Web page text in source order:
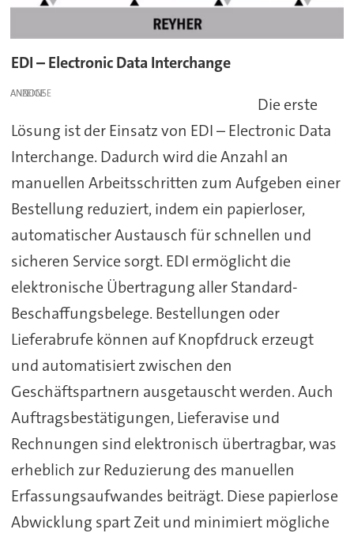
EDI – Electronic Data Interchange
ANZEIGE
Die erste
Lösung ist der Einsatz von EDI – Electronic Data
Interchange. Dadurch wird die Anzahl an
manuellen Arbeitsschritten zum Aufgeben einer
Bestellung reduziert, indem ein papierloser,
automatischer Austausch für schnellen und
sicheren Service sorgt. EDI ermöglicht die
elektronische Übertragung aller Standard-
Beschaffungsbelege. Bestellungen oder
Lieferabrufe können auf Knopfdruck erzeugt
und automatisiert zwischen den
Geschäftspartnern ausgetauscht werden. Auch
Auftragsbestätigungen, Lieferavise und
Rechnungen sind elektronisch übertragbar, was
erheblich zur Reduzierung des manuellen
Erfassungsaufwandes beiträgt. Diese papierlose
Abwicklung spart Zeit und minimiert mögliche